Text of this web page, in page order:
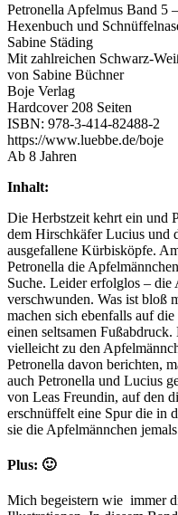
Petronella Apfelmus Band 5 –
Hexenbuch und
Sabine Städing
Mit zahlreichen Schwarz-
von Sabine Büchner
Boje Verlag
Hardcover 208 Seiten
ISBN: 978-3-414-82488-2
https://www.luebbe.de/boje
Ab 8 Jahren
Inhalt:
Die Herbstzeit kehrt ein und
dem Hirschkäfer Lucius und
ausgefallene Kürbisköpfe.
Petronella die
Suche. Leider erfolglos – die
verschwunden. Was ist bloß
machen sich ebenfalls auf
einen seltsamen
vielleicht zu den
Petronella davon berichten,
auch Petronella und Lucius
von Leas Freundin, auf den
erschnüffelt eine Spur die in
sie die Apfelmännchen
Plus: 🙂
Mich begeistern wie immer